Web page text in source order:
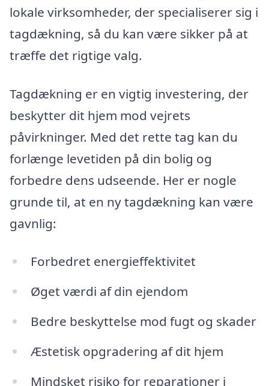
lokale virksomheder, der specialiserer sig i
tagdækning, så du kan være sikker på at
træffe det rigtige valg.
Tagdækning er en vigtig investering, der
beskytter dit hjem mod vejrets
påvirkninger. Med det rette tag kan du
forlænge levetiden på din bolig og
forbedre dens udseende. Her er nogle
grunde til, at en ny tagdækning kan være
gavnlig:
Forbedret energieffektivitet
Øget værdi af din ejendom
Bedre beskyttelse mod fugt og skader
Æstetisk opgradering af dit hjem
Mindsket risiko for reparationer i